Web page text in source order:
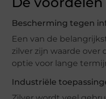
Bescherming tegen
Een van de
zilver zijn waarde
optie voor lange
Industriële